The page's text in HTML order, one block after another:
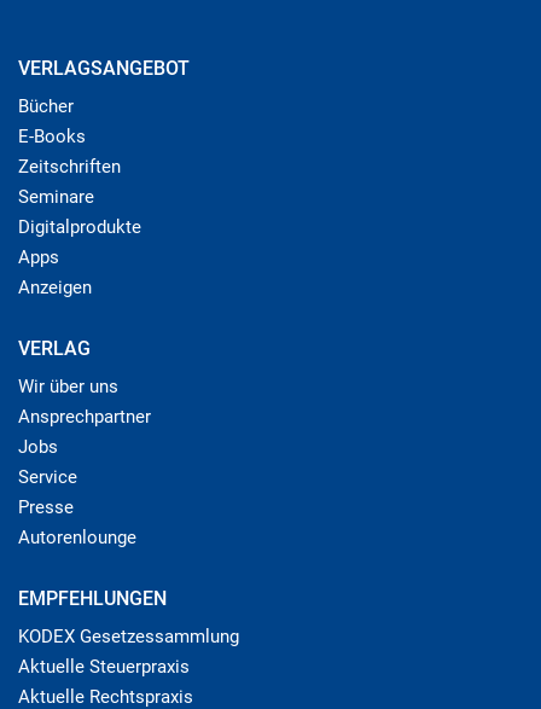
VERLAGSANGEBOT
Bücher
E-Books
Zeitschriften
Seminare
Digitalprodukte
Apps
Anzeigen
VERLAG
Wir über uns
Ansprechpartner
Jobs
Service
Presse
Autorenlounge
EMPFEHLUNGEN
KODEX Gesetzessammlung
Aktuelle Steuerpraxis
Aktuelle Rechtspraxis